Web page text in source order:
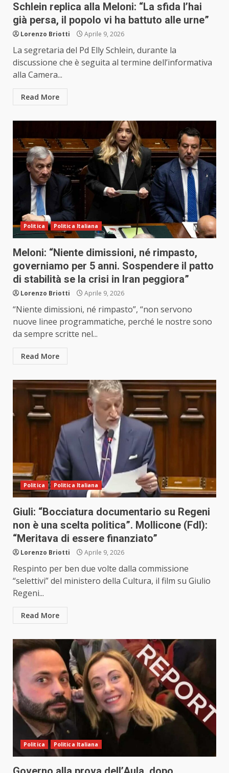
Schlein replica alla Meloni: “La sfida l’hai
già persa, il popolo vi ha battuto alle urne”
Lorenzo Briotti Aprile 9, 2026
La segretaria del Pd Elly Schlein, durante la
discussione che è seguita al termine dell’informativa
alla Camera...
Read More
Politica Politica Italiana
Meloni: “Niente dimissioni, né rimpasto,
governiamo per 5 anni. Sospendere il patto
di stabilità se la crisi in Iran peggiora”
Lorenzo Briotti Aprile 9, 2026
“Niente dimissioni, né rimpasto”, “non servono
nuove linee programmatiche, perché le nostre sono
da sempre scritte nel...
Read More
Politica Politica Italiana
Giuli: “Bocciatura documentario su Regeni
non è una scelta politica”. Mollicone (FdI):
“Meritava di essere finanziato”
Lorenzo Briotti Aprile 9, 2026
Respinto per ben due volte dalla commissione
“selettivi” del ministero della Cultura, il film su Giulio
Regeni...
Read More
Politica Politica Italiana